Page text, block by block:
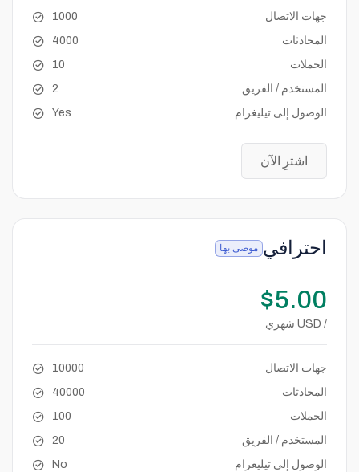
جهات الاتصال
1000
المحادثات
4000
الحملات
10
المستخدم / الفريق
2
الوصول إلى تيليغرام
Yes
اشترِ الآن
احترافي موصى بها
$5.00
/ USD شهري
جهات الاتصال
10000
المحادثات
40000
الحملات
100
المستخدم / الفريق
20
الوصول إلى تيليغرام
No